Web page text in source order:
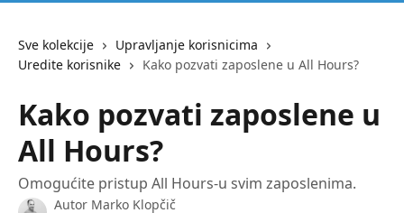
Sve kolekcije
Upravljanje korisnicima
Uredite korisnike
Kako pozvati zaposlene u All Hours?
Kako pozvati zaposlene u
All Hours?
Omogućite pristup All Hours-u svim zaposlenima.
Autor Marko Klopčič